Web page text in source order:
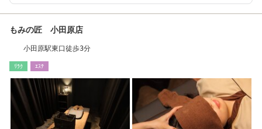
もみの匠 小田原店
小田原駅東口徒歩3分
ﾘﾗｸ ｴｽﾃ